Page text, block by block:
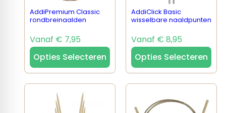
AddiPremium Classic
rondbreinaalden
Vanaf € 7,95
Opties Selecteren
AddiClick Basic
wisselbare naaldpunten
Vanaf € 8,95
Opties Selecteren